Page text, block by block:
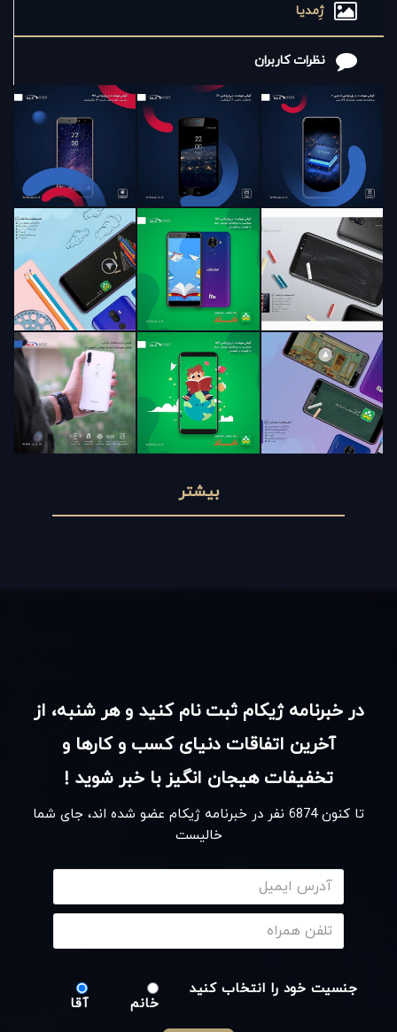
ژِمدیا
نظرات کاربران
بیشتر
در خبرنامه ژیکام ثبت نام کنید و هر شنبه، از
آخرین اتفاقات دنیای کسب و کارها و
تخفیفات هیجان انگیز با خبر شوید !
تا کنون6874 نفر در خبرنامه ژیکام عضو شده اند، جای شما
خالیست
جنسیت خود را انتخاب کنید
خانم
آقا